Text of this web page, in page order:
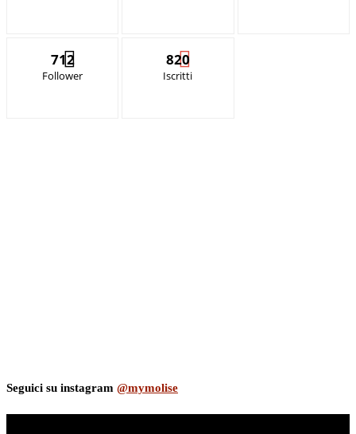
712
Follower
820
Iscritti
Seguici su instagram @mymolise